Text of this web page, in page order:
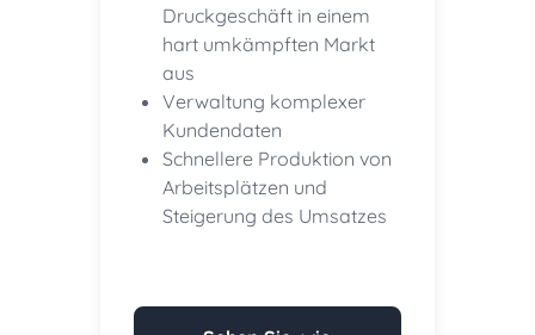
Druckgeschäft in einem
hart umkämpften Markt
aus
Verwaltung komplexer
Kundendaten
Schnellere Produktion von
Arbeitsplätzen und
Steigerung des Umsatzes